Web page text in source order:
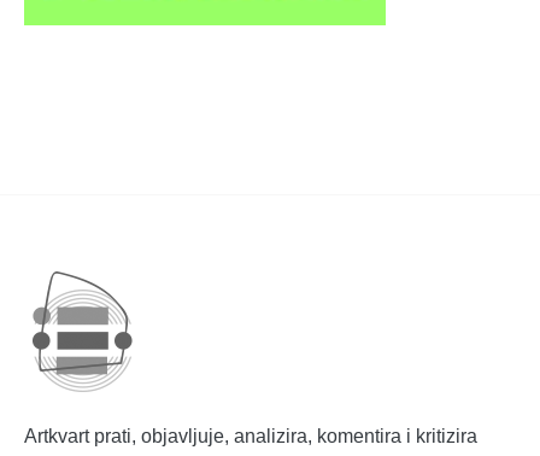
Artkvart prati, objavljuje, analizira, komentira i kritizira